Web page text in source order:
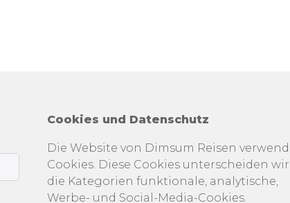
Cookies und Datenschutz
Die Website von Dimsum Reisen
Cookies. Diese Cookies unterscheiden
die Kategorien funktionale, analytische,
Werbe- und Social-Media-Cookies.